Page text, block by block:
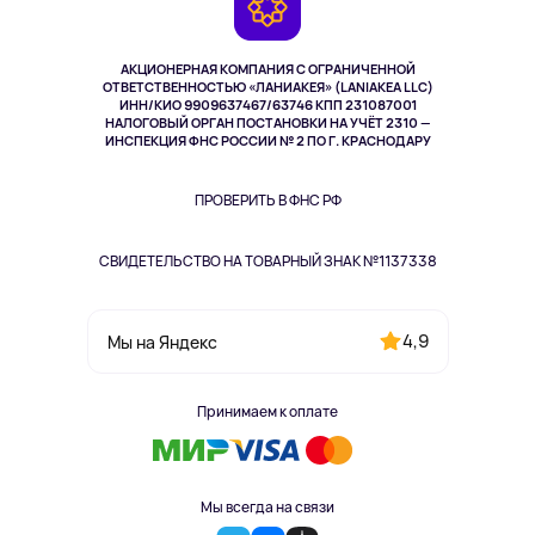
АКЦИОНЕРНАЯ КОМПАНИЯ С ОГРАНИЧЕННОЙ
ОТВЕТСТВЕННОСТЬЮ «ЛАНИАКЕЯ» (LANIAKEA LLC)
ИНН/КИО 9909637467/63746 КПП 231087001
НАЛОГОВЫЙ ОРГАН ПОСТАНОВКИ НА УЧЁТ 2310 —
ИНСПЕКЦИЯ ФНС РОССИИ № 2 ПО Г. КРАСНОДАРУ
ПРОВЕРИТЬ В ФНС РФ
СВИДЕТЕЛЬСТВО НА ТОВАРНЫЙ ЗНАК №1137338
Мы на Яндекс 4,9
Принимаем к оплате
Мы всегда на связи
Здоровье питомцев
Одежда и аксессуары